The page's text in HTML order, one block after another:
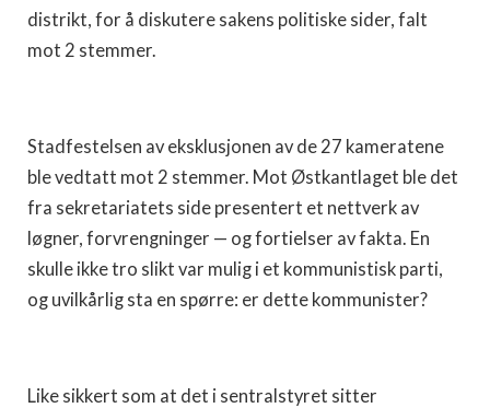
distrikt, for å diskutere sakens politiske sider, falt
mot 2 stemmer.
Stadfestelsen av eksklusjonen av de 27 kameratene
ble vedtatt mot 2 stemmer. Mot Østkantlaget ble det
fra sekretariatets side presentert et nettverk av
løgner, forvrengninger — og fortielser av fakta. En
skulle ikke tro slikt var mulig i et kommunistisk parti,
og uvilkårlig sta en spørre: er dette kommunister?
Like sikkert som at det i sentralstyret sitter